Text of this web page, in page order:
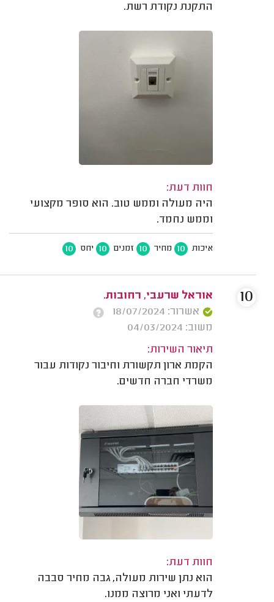
התקנת נקודת רשת.
חוות דעת:
היה מעולה וממש טוב. הוא סופר מקצועי
וממש נחמד.
איכות 10 מחיר 10 זמנים 10 יחס 10
אוראל שרעבי, רחובות.
אשרור: 18/07/2024
משוב: 04/03/2024
תיאור השירות:
הקמת ארון תקשורת וחיבור נקודות עבור
משרדי חברה חדשים.
חוות דעת:
הוא נתן שירות מעולה, גבה מחיר סבבה
לדעתי ואני מרוצה ממנו.
10